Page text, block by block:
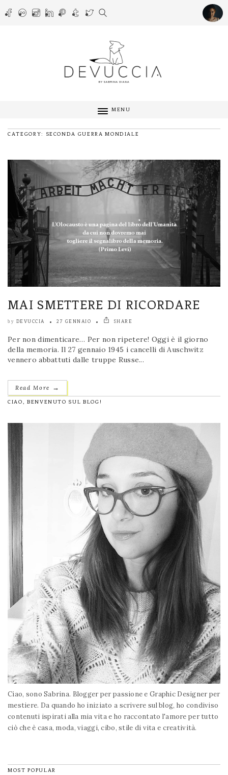
MENU
CATEGORY: SECONDA GUERRA MONDIALE
MAI SMETTERE DI RICORDARE
by DEVUCCIA 27 GENNAIO SHARE
Per non dimenticare… Per non ripetere! Oggi è il giorno
della memoria. Il 27 gennaio 1945 i cancelli di Auschwitz
vennero abbattuti dalle truppe Russe...
Read More →
CIAO, BENVENUTO SUL BLOG!
Ciao, sono Sabrina. Blogger per passione e Graphic Designer per
mestiere. Da quando ho iniziato a scrivere sul blog, ho condiviso
contenuti ispirati alla mia vita e ho raccontato l'amore per tutto
ciò che è casa, moda, viaggi, cibo, stile di vita e creatività.
MOST POPULAR